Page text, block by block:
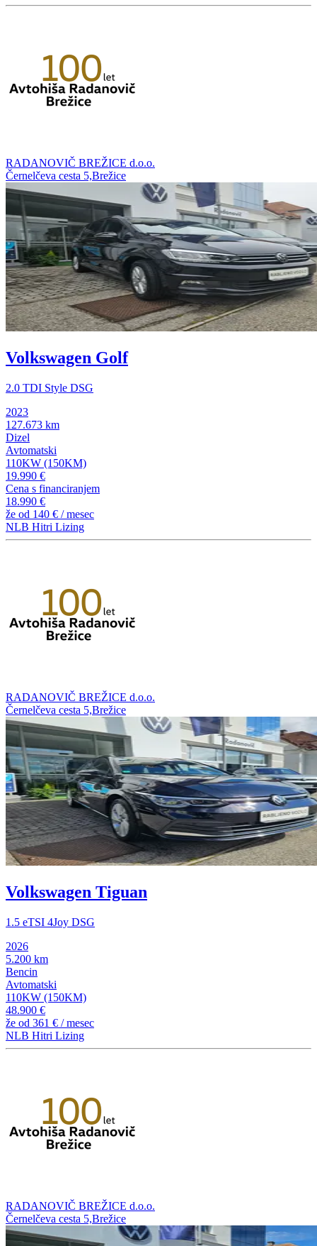
RADANOVIČ BREŽICE d.o.o.
Černelčeva cesta 5,Brežice
Volkswagen Golf
2.0 TDI Style DSG
2023
127.673 km
Dizel
Avtomatski
110KW (150KM)
19.990 €
Cena s financiranjem
18.990 €
že od 140 € / mesec
NLB Hitri Lizing
RADANOVIČ BREŽICE d.o.o.
Černelčeva cesta 5,Brežice
Volkswagen Tiguan
1.5 eTSI 4Joy DSG
2026
5.200 km
Bencin
Avtomatski
110KW (150KM)
48.900 €
že od 361 € / mesec
NLB Hitri Lizing
RADANOVIČ BREŽICE d.o.o.
Černelčeva cesta 5,Brežice